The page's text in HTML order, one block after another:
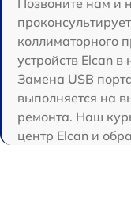
Позвоните нам и
коллиматорного
устройств Elcan
Замена USB
выполняется на
ремонта. Наш
центр Elcan и